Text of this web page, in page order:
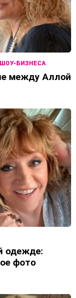
БИЗНЕСА
между Аллой
одежде:
фото